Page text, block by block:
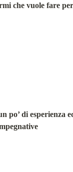
che vuole fare
po’ di esperienza